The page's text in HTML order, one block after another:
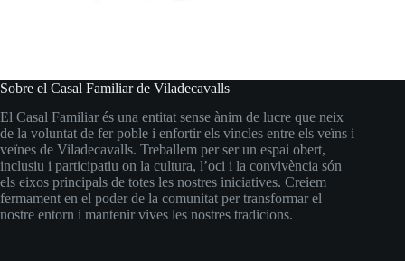
Sobre el Casal Familiar de Viladecavalls
El Casal Familiar és una entitat sense ànim de lucre que neix
de la voluntat de fer poble i enfortir els vincles entre els veïns i
veïnes de Viladecavalls. Treballem per ser un espai obert,
inclusiu i participatiu on la cultura, l’oci i la convivència són
els eixos principals de totes les nostres iniciatives. Creiem
fermament en el poder de la comunitat per transformar el
nostre entorn i mantenir vives les nostres tradicions.